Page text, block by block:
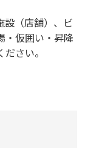
設（店舗）、ビ
・仮囲い・昇降
さい。